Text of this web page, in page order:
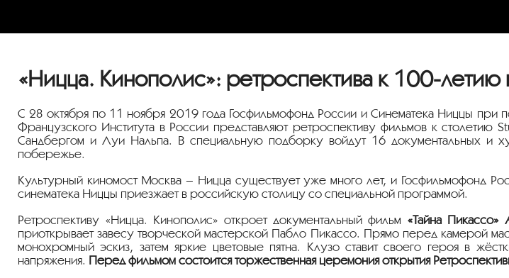
«Ницца. Кинополис»: ретроспектива к 100-
С 28 октября по 11 ноября 2019 года Госфильмофонд России и Синематека Ниццы
Французского Института в России представляют ретроспективу фильмов к
Сандбергом и Луи Нальпа. В специальную подборку войдут 16 документальных и
побережье.
Культурный киномост Москва – Ницца существует уже много лет, и Госфильмофонд
синематека Ниццы приезжает в российскую столицу со специальной программой.
Ретроспективу «Ницца. Кинополис» откроет документальный фильм «Тайна
приоткрывает завесу творческой мастерской Пабло Пикассо. Прямо перед камерой
монохромный эскиз, затем яркие цветовые пятна. Клузо ставит своего героя в
напряжения. Перед фильмом состоится торжественная церемония открытия